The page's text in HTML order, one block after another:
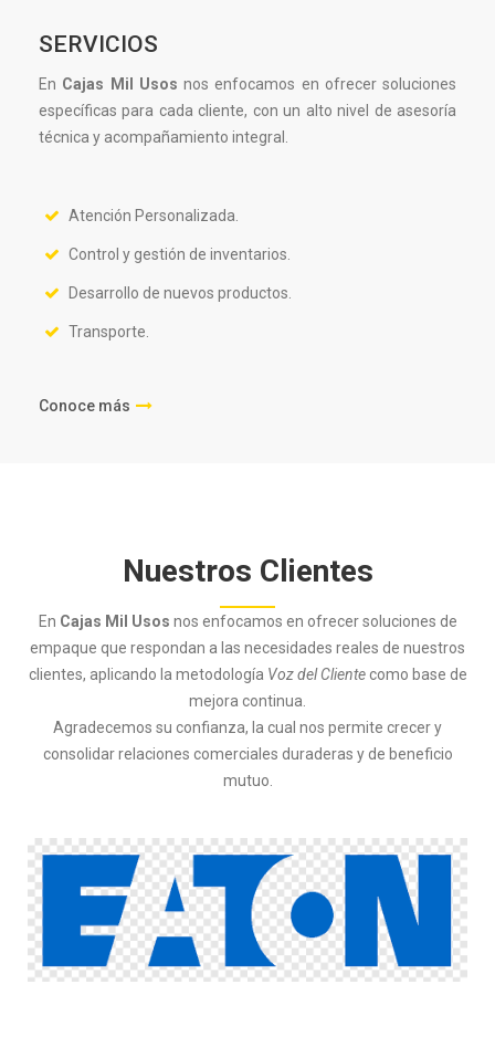
SERVICIOS
En Cajas Mil Usos nos enfocamos en ofrecer soluciones
específicas para cada cliente, con un alto nivel de asesoría
técnica y acompañamiento integral.
Atención Personalizada.
Control y gestión de inventarios.
Desarrollo de nuevos productos.
Transporte.
Conoce más
Nuestros Clientes
En Cajas Mil Usos nos enfocamos en ofrecer soluciones de
empaque que respondan a las necesidades reales de nuestros
clientes, aplicando la metodología Voz del Clientecomo base de
mejora continua.
Agradecemos su confianza, la cual nos permite crecer y
consolidar relaciones comerciales duraderas y de beneficio
mutuo.